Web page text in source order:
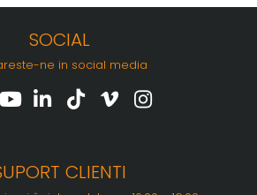
SOCIAL
ne in social media
CLIENTI